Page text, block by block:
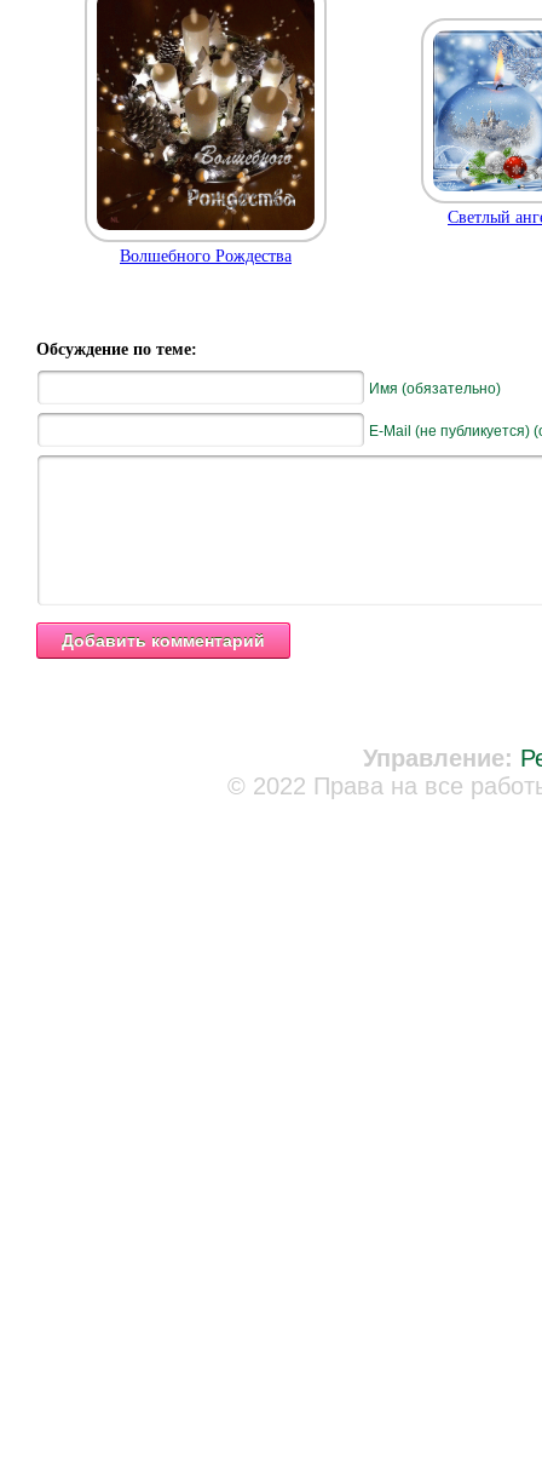
Волшебного Рождества
Светлый
Обсуждение по теме:
Имя (обязательно)
E-Mail (не публикуется)
Управление:
© 2022 Права на все